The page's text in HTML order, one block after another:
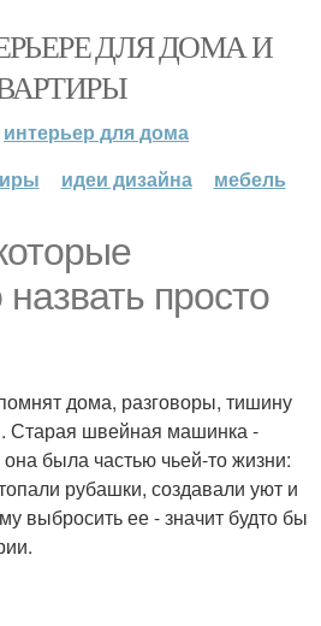
ДЛЯ ДОМА И
интерьер для дома
идеи дизайна мебель
просто
дома, разговоры, тишину
Старая швейная машинка -
была частью чьей-то жизни:
рубашки, создавали уют и
выбросить ее - значит будто бы